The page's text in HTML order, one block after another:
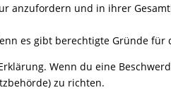
anzufordern und in ihrer
es gibt berechtigte Gründe für
Wenn du eine
zu richten.